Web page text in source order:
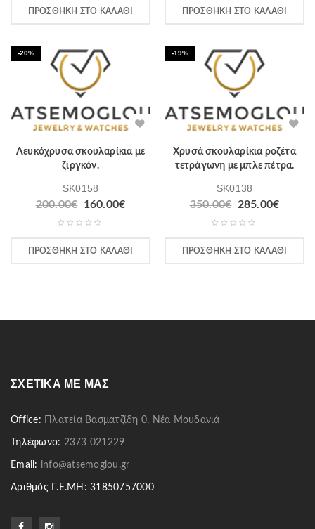
ΠΡΟΣΘΉΚΗ ΣΤΟ ΚΑΛΆΘΙ ΠΡΟΣΘΉΚΗ ΣΤΟ ΚΑΛΆΘΙ
-20%
Λευκόχρυσα σκουλαρίκια με
ζιργκόν.
SK0158
200.00€ 160.00€
ΠΡΟΣΘΉΚΗ ΣΤΟ ΚΑΛΆΘΙ
-19%
Χρυσά σκουλαρίκια ροζέτα
τετράγωνη με μπλε πέτρα.
SK0138
350.00€ 285.00€
ΠΡΟΣΘΉΚΗ ΣΤΟ ΚΑΛΆΘΙ
ΣΧΕΤΙΚΆ ΜΕ ΜΑΣ
Office: Πλατεία Βασματζίδη 0, Νέα Μουδανιά
Τηλέφωνο: 2373 021229
Email: info@atsemoglou.gr
Αριθμός Γ.Ε.ΜΗ: 31850757000